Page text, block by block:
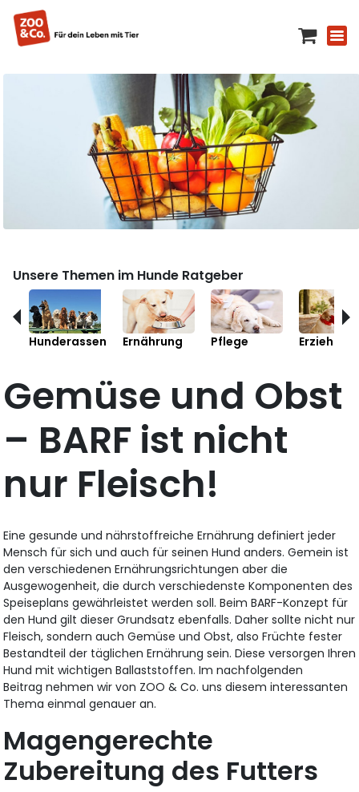
Unsere Themen im Hunde Ratgeber
Hunderassen Ernährung Pflege Erziehung
Gemüse und Obst
– BARF ist nicht
nur Fleisch!
Eine gesunde und nährstoffreiche Ernährung definiert jeder
Mensch für sich und auch für seinen Hund anders. Gemein ist
den verschiedenen Ernährungsrichtungen aber die
Ausgewogenheit, die durch verschiedenste Komponenten des
Speiseplans gewährleistet werden soll. Beim BARF-Konzept für
den Hund gilt dieser Grundsatz ebenfalls. Daher sollte nicht nur
Fleisch, sondern auch Gemüse und Obst, also Früchte fester
Bestandteil der täglichen Ernährung sein. Diese versorgen Ihren
Hund mit wichtigen Ballaststoffen. Im nachfolgenden
Beitrag nehmen wir von ZOO & Co. uns diesem interessanten
Thema einmal genauer an.
Magengerechte
Zubereitung des Futters